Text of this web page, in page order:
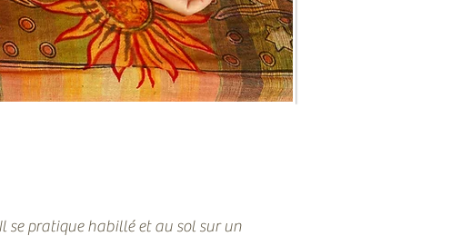
se pratique habillé et au sol sur un